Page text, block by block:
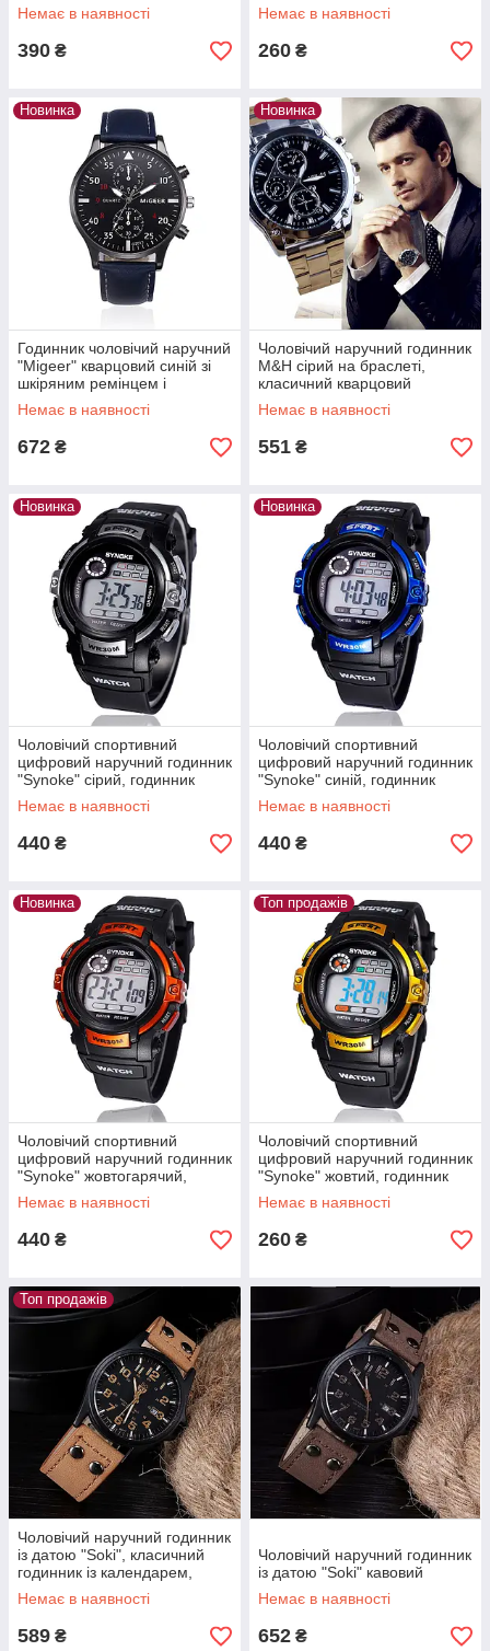
Немає в наявності
390 ₴
Немає в наявності
260 ₴
Новинка
Годинник чоловічий наручний
"Migeer" кварцовий синій зі
шкіряним ремінцем і
мінеральним склом, годинник
для чоловіків
Немає в наявності
672 ₴
Новинка
Чоловічий наручний годинник
M&H сірий на браслеті,
класичний кварцовий
годинник
Немає в наявності
551 ₴
Новинка
Чоловічий спортивний
цифровий наручний годинник
"Synoke" сірий, годинник
електронний чоловічий з
підсвіткою
Немає в наявності
440 ₴
Новинка
Чоловічий спортивний
цифровий наручний годинник
"Synoke" синій, годинник
чоловічий електронний із
підсвіткою
Немає в наявності
440 ₴
Новинка
Чоловічий спортивний
цифровий наручний годинник
"Synoke" жовтогарячий,
годинник чоловічий
підлітковий із підсвіткою
Немає в наявності
440 ₴
Топ продажів
Чоловічий спортивний
цифровий наручний годинник
"Synoke" жовтий, годинник
чоловічий електронний із
підсвіткою
Немає в наявності
260 ₴
Топ продажів
Чоловічий наручний годинник
із датою "Soki", класичний
годинник із календарем,
коричневий чоловічий
годинник
Немає в наявності
589 ₴
Чоловічий наручний годинник
із датою "Soki" кавовий
Немає в наявності
652 ₴